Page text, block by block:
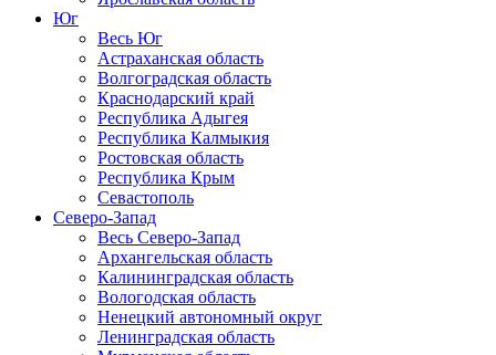
Юг
Весь Юг
Астраханская область
Волгоградская область
Краснодарский край
Республика Адыгея
Республика Калмыкия
Ростовская область
Республика Крым
Севастополь
Северо-Запад
Весь Северо-Запад
Архангельская область
Калининградская область
Вологодская область
Ненецкий автономный округ
Ленинградская область